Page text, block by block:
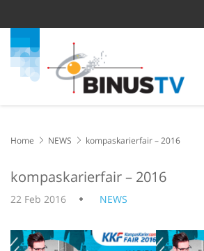
Home NEWS kompaskarierfair – 2016
kompaskarierfair – 2016
22 Feb 2016 NEWS